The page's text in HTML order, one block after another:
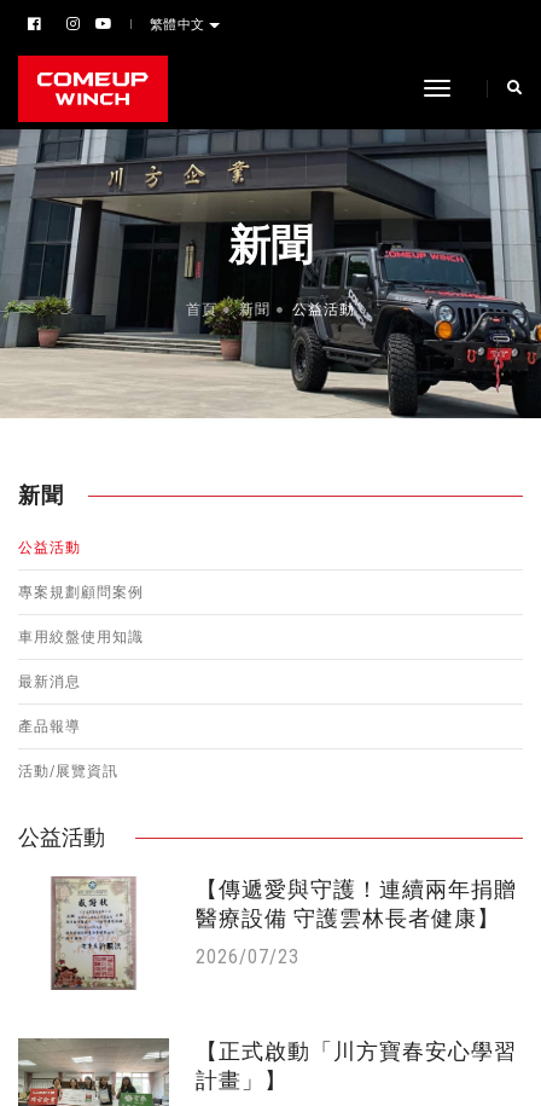
繁體中文
toggle
新聞
首頁 新聞 公益活動
新聞
公益活動
專案規劃顧問案例
車用絞盤使用知識
最新消息
產品報導
活動/展覽資訊
公益活動
【傳遞愛與守護！連續兩年捐贈
醫療設備 守護雲林長者健康】
2026/07/23
【正式啟動「川方寶春安心學習
計畫」】